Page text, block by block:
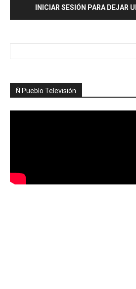
INICIAR SESIÓN PARA DEJAR
Ñ Pueblo Televisión